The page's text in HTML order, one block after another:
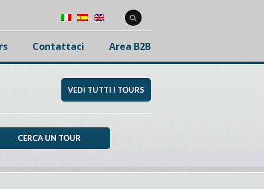
Contattaci Area B2B
VEDI TUTTI I TOURS